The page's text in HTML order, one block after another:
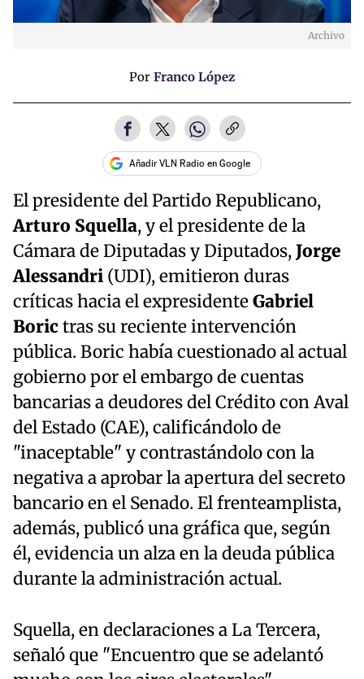
Archivo
Por Franco López
Añadir VLN Radio en Google
El presidente del Partido Republicano,
Arturo Squella, y el presidente de la
Cámara de Diputadas y Diputados,Jorge
Alessandri (UDI), emitieron duras
críticas hacia el expresidenteGabriel
Boric tras su reciente intervención
pública. Boric había cuestionado al actual
gobierno por el embargo de cuentas
bancarias a deudores del Crédito con Aval
del Estado (CAE), calificándolo de
"inaceptable" y contrastándolo con la
negativa a aprobar la apertura del secreto
bancario en el Senado. El frenteamplista,
además, publicó una gráfica que, según
él, evidencia un alza en la deuda pública
durante la administración actual.
Squella, en declaraciones a La Tercera,
señaló que "Encuentro que se adelantó